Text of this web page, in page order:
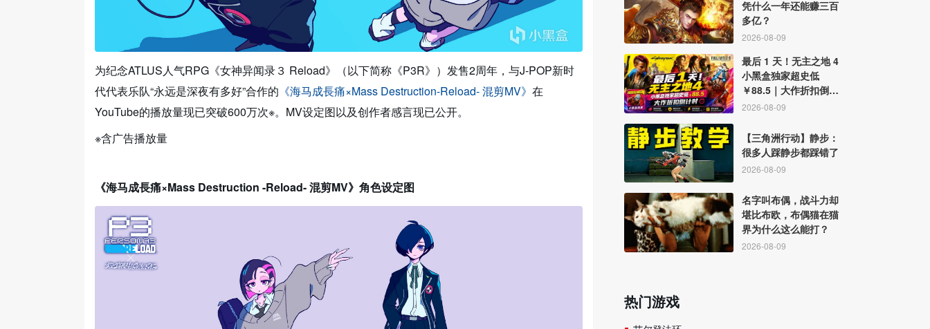
为纪念ATLUS人气RPG《女神异闻录３ Reload》（以下简称《P3R》）发售2周年，与J-POP新时
代代表乐队“永远是深夜有多好”合作的 《海马成長痛×Mass Destruction-Reload- 混剪MV》 在
YouTube的播放量现已突破600万次※。MV设定图以及创作者感言现已公开。
※含广告播放量
《海马成長痛×Mass Destruction -Reload- 混剪MV》角色设定图
凭什么一年还能赚三百
多亿？
2026-08-09
最后 1 天！无主之地 4
小黑盒独家超史低
￥88.5｜大作折扣倒计
时
2026-08-09
【三角洲行动】静步：
很多人踩静步都踩错了
2026-08-09
名字叫布偶，战斗力却
堪比布欧，布偶猫在猫
界为什么这么能打？
2026-08-09
热门游戏